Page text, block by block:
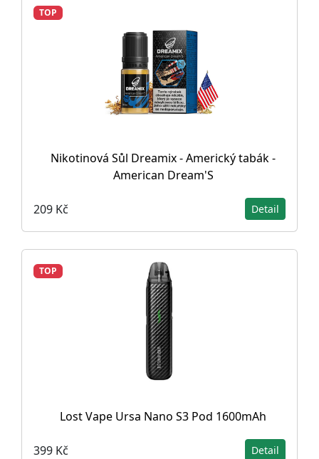
TOP
Nikotinová Sůl Dreamix - Americký tabák -
American Dream'S
209 Kč Detail
TOP
Lost Vape Ursa Nano S3 Pod 1600mAh
399 Kč Detail